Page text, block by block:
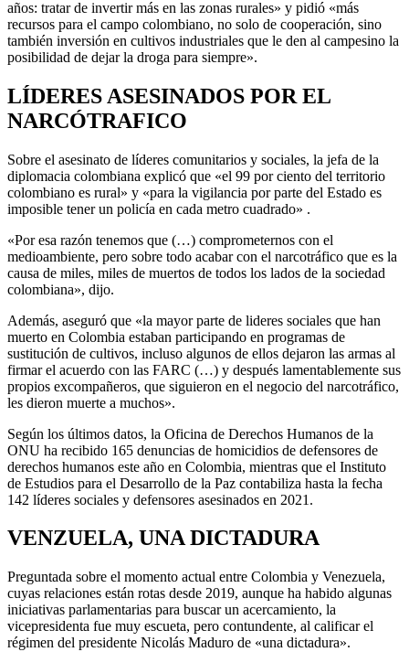
años: tratar de invertir más en las zonas rurales» y pidió «más
recursos para el campo colombiano, no solo de cooperación, sino
también inversión en cultivos industriales que le den al campesino la
posibilidad de dejar la droga para siempre».
LÍDERES ASESINADOS POR EL
NARCÓTRAFICO
Sobre el asesinato de líderes comunitarios y sociales, la jefa de la
diplomacia colombiana explicó que «el 99 por ciento del territorio
colombiano es rural» y «para la vigilancia por parte del Estado es
imposible tener un policía en cada metro cuadrado» .
«Por esa razón tenemos que (…) comprometernos con el
medioambiente, pero sobre todo acabar con el narcotráfico que es la
causa de miles, miles de muertos de todos los lados de la sociedad
colombiana», dijo.
Además, aseguró que «la mayor parte de lideres sociales que han
muerto en Colombia estaban participando en programas de
sustitución de cultivos, incluso algunos de ellos dejaron las armas al
firmar el acuerdo con las FARC (…) y después lamentablemente sus
propios excompañeros, que siguieron en el negocio del narcotráfico,
les dieron muerte a muchos».
Según los últimos datos, la Oficina de Derechos Humanos de la
ONU ha recibido 165 denuncias de homicidios de defensores de
derechos humanos este año en Colombia, mientras que el Instituto
de Estudios para el Desarrollo de la Paz contabiliza hasta la fecha
142 líderes sociales y defensores asesinados en 2021.
VENZUELA, UNA DICTADURA
Preguntada sobre el momento actual entre Colombia y Venezuela,
cuyas relaciones están rotas desde 2019, aunque ha habido algunas
iniciativas parlamentarias para buscar un acercamiento, la
vicepresidenta fue muy escueta, pero contundente, al calificar el
régimen del presidente Nicolás Maduro de «una dictadura».